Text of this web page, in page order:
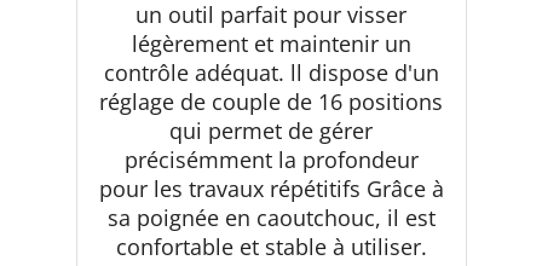
un outil parfait pour visser
légèrement et maintenir un
contrôle adéquat. ll dispose d'un
réglage de couple de 16 positions
qui permet de gérer
précisémment la profondeur
pour les travaux répétitifs Grâce à
sa poignée en caoutchouc, il est
confortable et stable à utiliser.